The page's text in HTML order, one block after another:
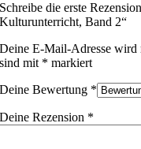
Schreibe die erste
Kulturunterricht, Band 2“
Deine E-Mail-Adresse wird
sind mit * markiert
Deine Bewertung *
Deine Rezension *